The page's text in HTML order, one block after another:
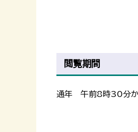
閲覧期間
通年 午前8時30分か